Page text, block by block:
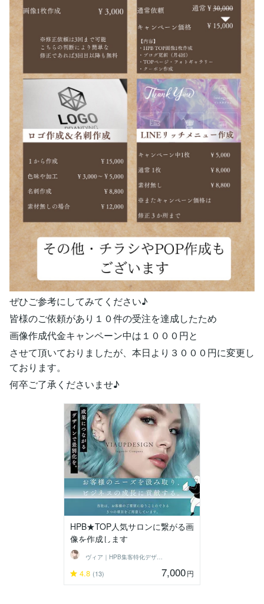
ぜひご参考にしてみてください♪
皆様のご依頼があり１０件の受注を達成したため
画像作成代金キャンペーン中は１０００円と
させて頂いておりましたが、本日より３０００円に変更し
ております。
何卒ご了承くださいませ♪
HPB★TOP人気サロンに繋がる画
像を作成します
4.8 (13) 7,000円